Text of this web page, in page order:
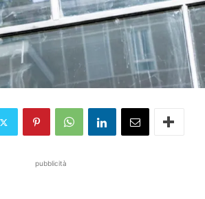
pubblicità